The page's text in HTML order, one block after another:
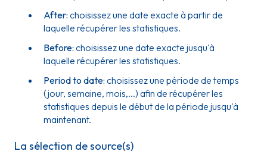
After: choisissez une date exacte à partir de
laquelle récupérer les statistiques.
Before: choisissez une date exacte jusqu'à
laquelle récupérer les statistiques.
Period to date: choisissez une période de temps
(jour, semaine, mois,...) afin de récupérer les
statistiques depuis le début de la période jusqu'à
maintenant.
La sélection de source(s)